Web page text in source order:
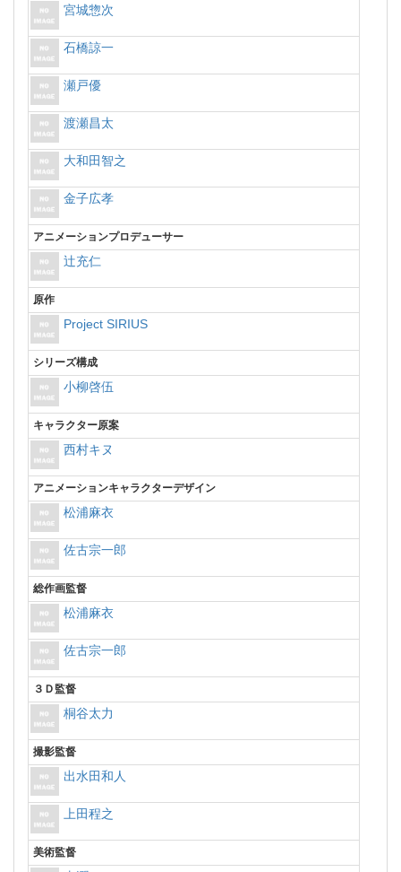
宮城惣次
石橋諒一
瀬戸優
渡瀬昌太
大和田智之
金子広孝
アニメーションプロデューサー
辻充仁
原作
Project SIRIUS
シリーズ構成
小柳啓伍
キャラクター原案
西村キヌ
アニメーションキャラクターデザイン
松浦麻衣
佐古宗一郎
総作画監督
松浦麻衣
佐古宗一郎
３Ｄ監督
桐谷太力
撮影監督
出水田和人
上田程之
美術監督